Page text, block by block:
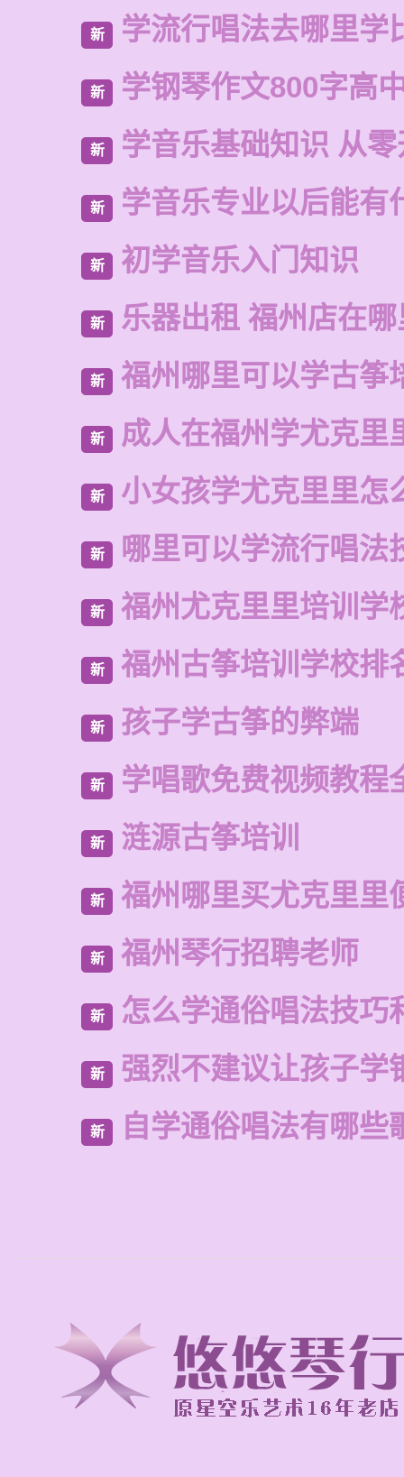
新 学流行唱法去哪里学
新 学钢琴作文800字高
新 学音乐基础知识 从
新 学音乐专业以后能有
新 初学音乐入门知识
新 乐器出租 福州店在
新 福州哪里可以学古筝
新 成人在福州学尤克里
新 小女孩学尤克里里怎
新 哪里可以学流行唱法
新 福州尤克里里培训学
新 福州古筝培训学校排
新 孩子学古筝的弊端
新 学唱歌免费视频教程
新 涟源古筝培训
新 福州哪里买尤克里里
新 福州琴行招聘老师
新 怎么学通俗唱法技巧
新 强烈不建议让孩子学
新 自学通俗唱法有哪些